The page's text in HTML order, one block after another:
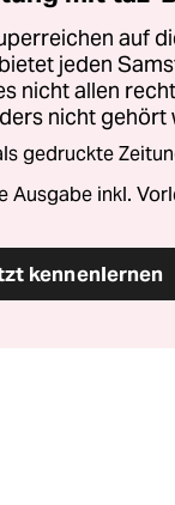
auf
jeden
nicht allen
nicht gehört
gedruckte
Ausgabe inkl.
kennenlernen